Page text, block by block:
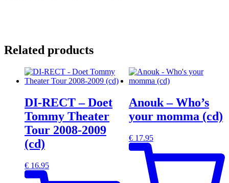
Related products
DI-RECT – Doet
Tommy Theater
Tour 2008-2009
(cd)
€ 16.95
Anouk – Who’s
your momma (cd)
€17.95